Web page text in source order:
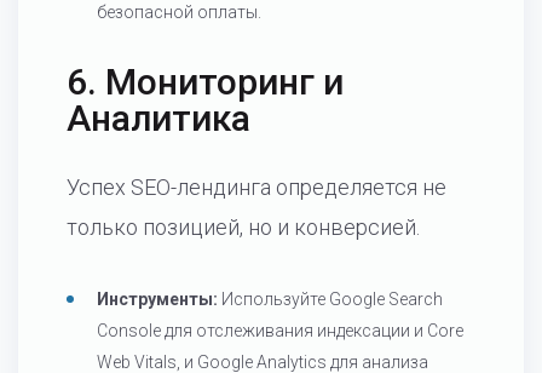
безопасной оплаты.
6. Мониторинг и
Аналитика
Успех SEO-лендинга определяется не
только позицией, но и конверсией.
Инструменты: Используйте Google Search
Console для отслеживания индексации и Core
Web Vitals, и Google Analytics для анализа